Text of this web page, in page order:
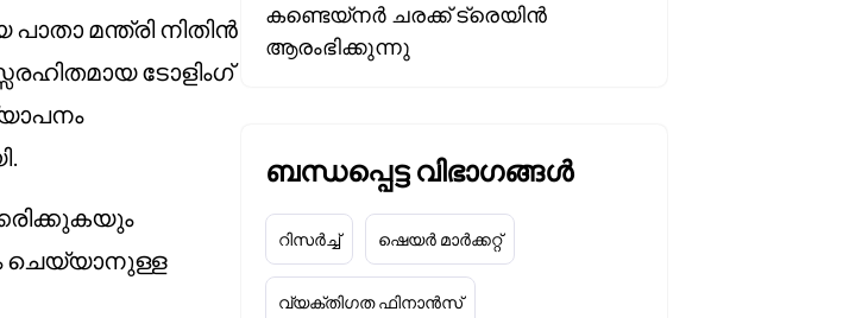
മന്ത്രി നിതിൻ
ടോളിംഗ്
ചെയ്യാനുള്ള
കണ്ടെയ്‌നർ ചരക്ക് ട്രെയിൻ
ആരംഭിക്കുന്നു
ബന്ധപ്പെട്ട വിഭാഗങ്ങൾ
റിസർച്ച് ഷെയർ മാർക്കറ്റ്
വ്യക്തിഗത ഫിനാൻസ്